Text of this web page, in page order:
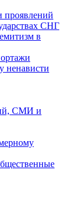
проявлений
СНГ
в
ненависти
СМИ и